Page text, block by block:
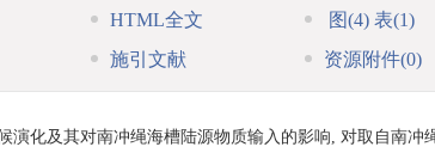
HTML全文 图(4) 表(1)
施引文献 资源附件(0)
演化及其对南冲绳海槽陆源物质输入的影响, 对取自南冲